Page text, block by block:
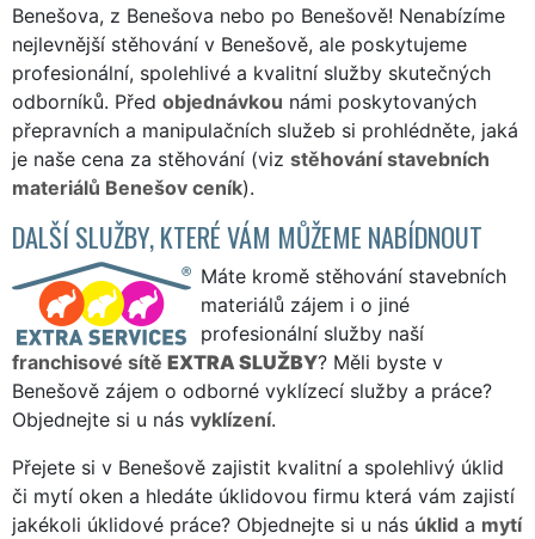
Benešova, z Benešova nebo po Benešově! Nenabízíme
nejlevnější stěhování v Benešově, ale poskytujeme
profesionální, spolehlivé a kvalitní služby skutečných
odborníků. Před objednávkou námi poskytovaných
přepravních a manipulačních služeb si prohlédněte, jaká
je naše cena za stěhování (viz stěhování stavebních
materiálů Benešov ceník).
DALŠÍ SLUŽBY, KTERÉ VÁM MŮŽEME NABÍDNOUT
Máte kromě stěhování stavebních
materiálů zájem i o jiné
profesionální služby naší
franchisové sítě EXTRA SLUŽBY? Měli byste v
Benešově zájem o odborné vyklízecí služby a práce?
Objednejte si u nás vyklízení.
Přejete si v Benešově zajistit kvalitní a spolehlivý úklid
či mytí oken a hledáte úklidovou firmu která vám zajistí
jakékoli úklidové práce? Objednejte si u nás úklid a mytí